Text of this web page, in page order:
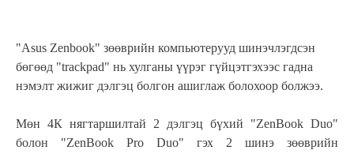
"Asus Zenbook" зөөврийн компьютерууд шинэчлэгдсэн
бөгөөд "trackpad" нь хулганы үүрэг гүйцэтгэхээс гадна
нэмэлт жижиг дэлгэц болгон ашиглаж болохоор болжээ.
Мөн 4К нягтаршилтай 2 дэлгэц бүхий "ZenBook Duo"
болон "ZenBook Pro Duo" гэх 2 шинэ зөөврийн